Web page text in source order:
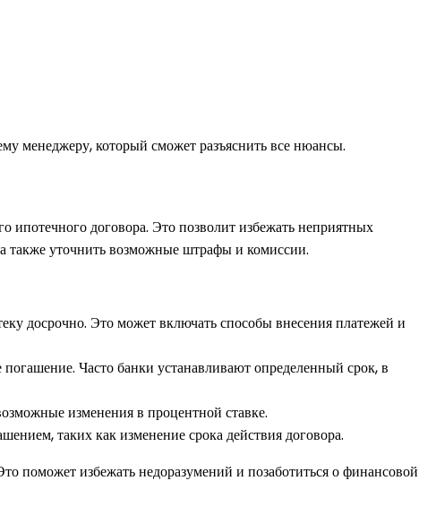
менеджеру, который сможет разъяснить все нюансы.
ипотечного договора. Это позволит избежать неприятных
также уточнить возможные штрафы и комиссии.
досрочно. Это может включать способы внесения платежей и
Часто банки устанавливают определенный срок, в
изменения в процентной ставке.
таких как изменение срока действия договора.
поможет избежать недоразумений и позаботиться о финансовой